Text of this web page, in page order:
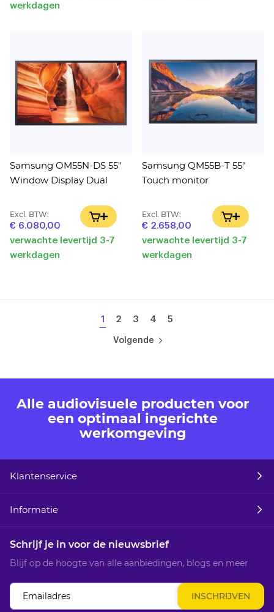
werkdagen
Samsung OM55N-DS 55"
Window Display Dual
Excl. BTW:
€ 6.080,00
IN WINKELWAGEN
verwachte levertijd 3-7
werkdagen
Samsung QM55B-T 55"
Touch monitor
Excl. BTW:
€ 2.658,00
IN
verwachte levertijd 3-7
werkdagen
U1 Pagina
2 Pagina
3 Pagina
4 Pagina
5
Pagina
Volgende
Alle audiovisuele producten voor
een optimaal ingerichte
werkomgeving
Klantenservice
Informatie
Schrijf je in voor de nieuwsbrief
Blijf op de hoogte van alle aanbiedingen, blogs en meer
Abonneer
u
INSCHRIJVEN